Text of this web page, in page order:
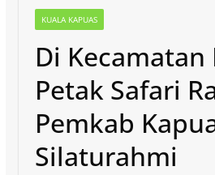
KUALA KAPUAS
Di Kecamatan
Petak Safari
Pemkab
Silaturahmi